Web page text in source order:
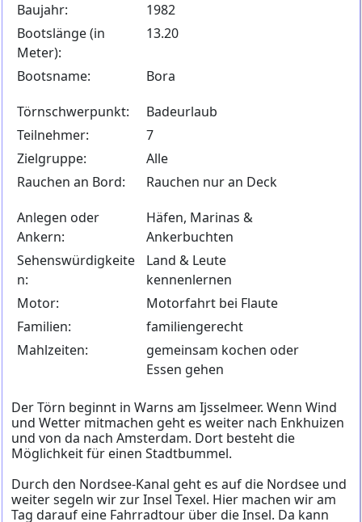
Baujahr:
1982
Bootslänge (in
Meter):
13.20
Bootsname:
Bora
Törnschwerpunkt:
Badeurlaub
Teilnehmer:
7
Zielgruppe:
Alle
Rauchen an Bord:
Rauchen nur an Deck
Anlegen oder
Ankern:
Häfen, Marinas &
Ankerbuchten
Sehenswürdigkeite
n:
Land & Leute
kennenlernen
Motor:
Motorfahrt bei Flaute
Familien:
familiengerecht
Mahlzeiten:
gemeinsam kochen oder
Essen gehen
Der Törn beginnt in Warns am Ijsselmeer. Wenn Wind
und Wetter mitmachen geht es weiter nach Enkhuizen
und von da nach Amsterdam. Dort besteht die
Möglichkeit für einen Stadtbummel.
Durch den Nordsee-Kanal geht es auf die Nordsee und
weiter segeln wir zur Insel Texel. Hier machen wir am
Tag darauf eine Fahrradtour über die Insel. Da kann